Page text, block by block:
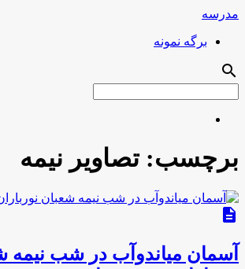
مدرسه
برگه نمونه
search
برچسب:تصاویر نیمه
description
آسمان میاندوآب در شب نیمه